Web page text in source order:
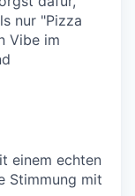
nur "Pizza
Vibe im
einem echten
Stimmung mit